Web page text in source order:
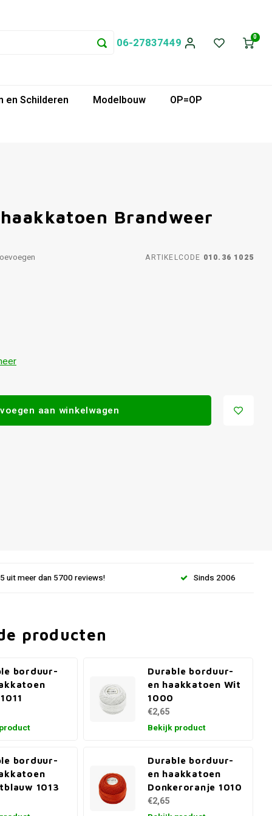
06-27837449 0
en Schilderen Modelbouw
OP=OP
Brandweer
ARTIKELCODE 010.36 1025
aan winkelwagen
uit meer dan 5700 reviews! Sinds 2006
producten
borduur-
Durable borduur-
en haakkatoen Wit
1000
€2,65
Bekijk product
borduur-
1013
Durable borduur-
en haakkatoen
Donkeroranje 1010
€2,65